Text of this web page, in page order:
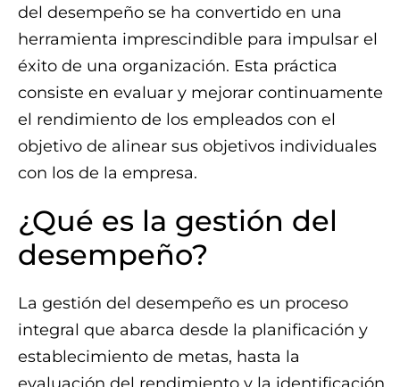
del desempeño se ha convertido en una
herramienta imprescindible para impulsar el
éxito de una organización. Esta práctica
consiste en evaluar y mejorar continuamente
el rendimiento de los empleados con el
objetivo de alinear sus objetivos individuales
con los de la empresa.
¿Qué es la gestión del
desempeño?
La gestión del desempeño es un proceso
integral que abarca desde la planificación y
establecimiento de metas, hasta la